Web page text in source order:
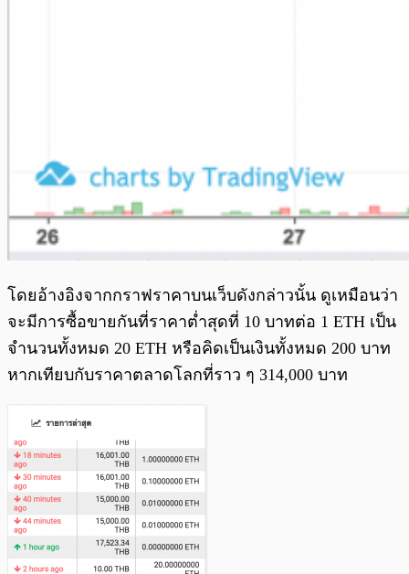
โดยอ้างอิงจากกราฟราคาบนเว็บดังกล่าวนั้น ดูเหมือนว่า
จะมีการซื้อขายกันที่ราคาต่ำสุดที่ 10 บาทต่อ 1 ETH เป็น
จำนวนทั้งหมด 20 ETH หรือคิดเป็นเงินทั้งหมด 200 บาท
หากเทียบกับราคาตลาดโลกที่ราว ๆ 314,000 บาท